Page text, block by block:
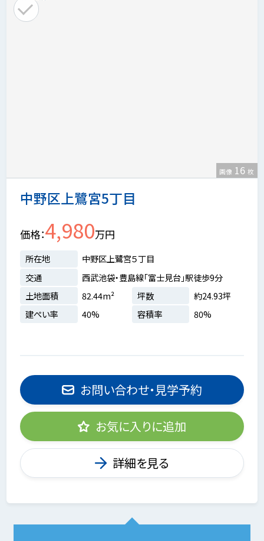
中野区上鷺宮5丁目
画像 16 枚
価格 4,980万円
所在地
中野区上鷺宮５丁目
交通
西武池袋・豊島線「富士見台」駅徒歩9分
土地面積
82.44m² 坪数
約24.93坪
建ぺい率
40% 容積率 80%
お問い合わせ・見学予約
お気に入りに追加
詳細を見る